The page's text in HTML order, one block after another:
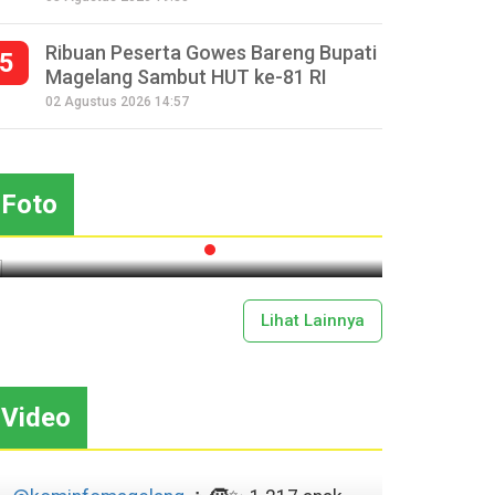
5
Ribuan Peserta Gowes Bareng Bupati
Magelang Sambut HUT ke-81 RI
02 Agustus 2026 14:57
Foto
Seperempat Abad Perhelatan
Festival Lima Gunung XXV
Lihat Lainnya
Video